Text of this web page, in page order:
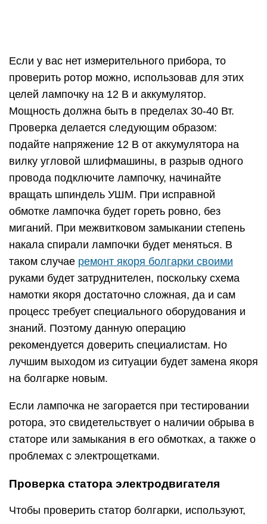
статоре или замыкания в его обмотках, а также о
проблемах с электрощетками.
Проверка статора электродвигателя
Чтобы проверить статор болгарки, используют,
как и в предыдущем случае, мультиметр.
Значения нужно выставить на 20-200 Ом и
сделать следующее. Прикоснитесь одним щупом
к контакту обмотки статора, а вторым – к корпусу
детали. Если прибор показывает сопротивление,
это значит, что произошел пробой на корпус.
Прикоснитесь щупами к контактам одной
обмотки, а затем к контактам другой. Если
сопротивление одинаковое, значит катушки
исправны. Если на одной обмотке прибор
показывает обрыв цепи, значит, потребуется
перемотка статора или замена детали на новую.